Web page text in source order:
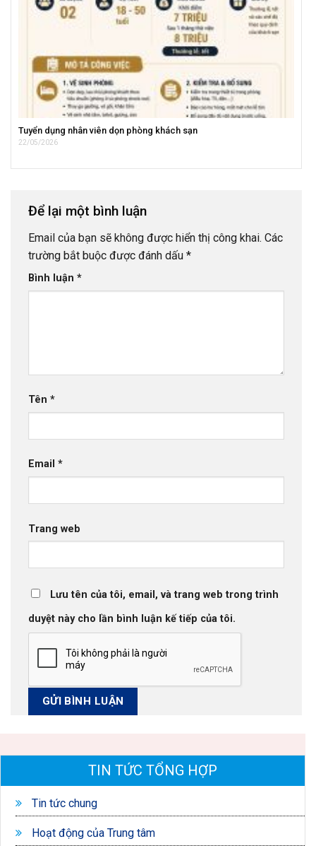
Tuyển dụng nhân viên dọn phòng khách sạn
22/05/2026
Để lại một bình luận
Email của bạn sẽ không được hiển thị công khai. Các
trường bắt buộc được đánh dấu *
Bình luận *
Tên *
Email *
Trang web
Lưu tên của tôi, email, và trang web trong trình
duyệt này cho lần bình luận kế tiếp của tôi.
TIN TỨC TỔNG HỢP
Tin tức chung
Hoạt động của Trung tâm